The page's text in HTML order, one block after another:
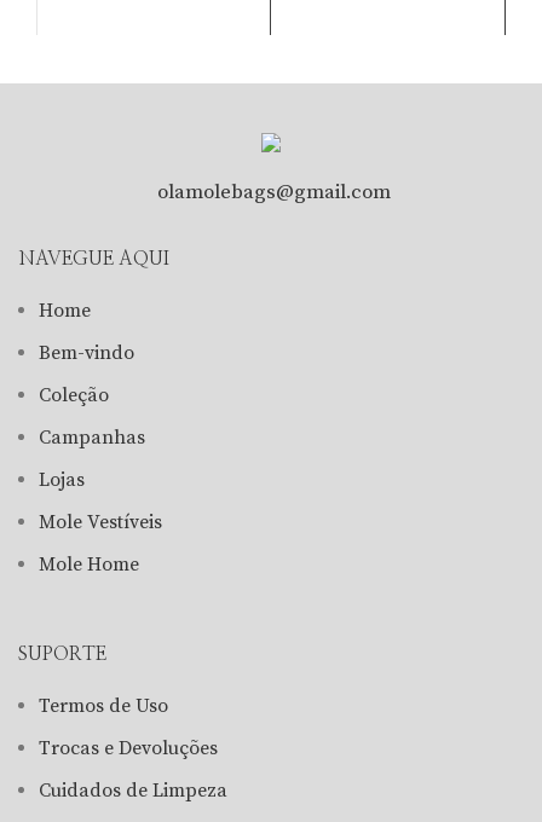
olamolebags@gmail.com
NAVEGUE AQUI
Home
Bem-vindo
Coleção
Campanhas
Lojas
Mole Vestíveis
Mole Home
SUPORTE
Termos de Uso
Trocas e Devoluções
Cuidados de Limpeza